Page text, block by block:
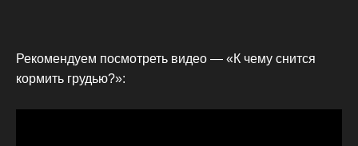
Рекомендуем посмотреть видео — «К чему снится
кормить грудью?»: